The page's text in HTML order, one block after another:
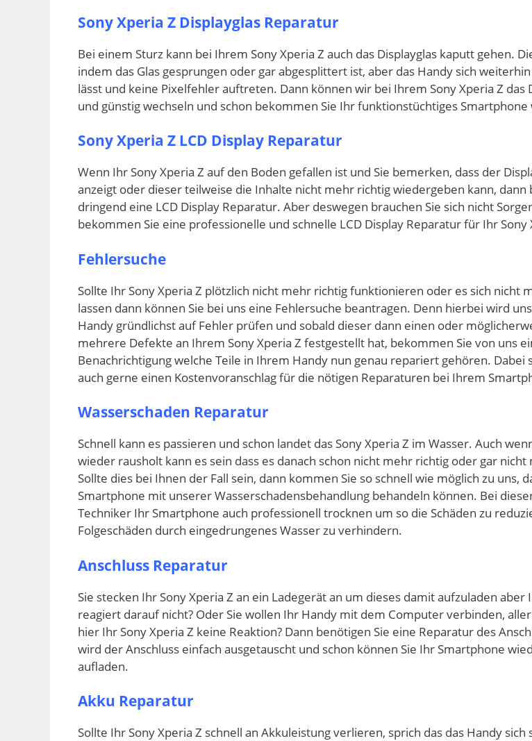
Sony Xperia Z Displayglas Reparatur
Bei einem Sturz kann bei Ihrem Sony Xperia Z auch das Displayglas kaputt gehen.
indem das Glas gesprungen oder gar abgesplittert ist, aber das Handy sich
lässt und keine Pixelfehler auftreten. Dann können wir bei Ihrem Sony Xperia Z das
und günstig wechseln und schon bekommen Sie Ihr funktionstüchtiges
Sony Xperia Z LCD Display Reparatur
Wenn Ihr Sony Xperia Z auf den Boden gefallen ist und Sie bemerken, dass der
anzeigt oder dieser teilweise die Inhalte nicht mehr richtig wiedergeben kann, dann
dringend eine LCD Display Reparatur. Aber deswegen brauchen Sie sich nicht
bekommen Sie eine professionelle und schnelle LCD Display Reparatur für Ihr Sony
Fehlersuche
Sollte Ihr Sony Xperia Z plötzlich nicht mehr richtig funktionieren oder es sich nicht
lassen dann können Sie bei uns eine Fehlersuche beantragen. Denn hierbei wird
Handy gründlichst auf Fehler prüfen und sobald dieser dann einen oder
mehrere Defekte an Ihrem Sony Xperia Z festgestellt hat, bekommen Sie von uns
Benachrichtigung welche Teile in Ihrem Handy nun genau repariert gehören. Dabei
auch gerne einen Kostenvoranschlag für die nötigen Reparaturen bei Ihrem
Wasserschaden Reparatur
Schnell kann es passieren und schon landet das Sony Xperia Z im Wasser. Auch
wieder rausholt kann es sein dass es danach schon nicht mehr richtig oder gar
Sollte dies bei Ihnen der Fall sein, dann kommen Sie so schnell wie möglich zu uns,
Smartphone mit unserer Wasserschadensbehandlung behandeln können. Bei
Techniker Ihr Smartphone auch professionell trocknen um so die Schäden zu
Folgeschäden durch eingedrungenes Wasser zu verhindern.
Anschluss Reparatur
Sie stecken Ihr Sony Xperia Z an ein Ladegerät an um dieses damit aufzuladen aber
reagiert darauf nicht? Oder Sie wollen Ihr Handy mit dem Computer verbinden,
hier Ihr Sony Xperia Z keine Reaktion? Dann benötigen Sie eine Reparatur des
wird der Anschluss einfach ausgetauscht und schon können Sie Ihr Smartphone
aufladen.
Akku Reparatur
Sollte Ihr Sony Xperia Z schnell an Akkuleistung verlieren, sprich das das Handy